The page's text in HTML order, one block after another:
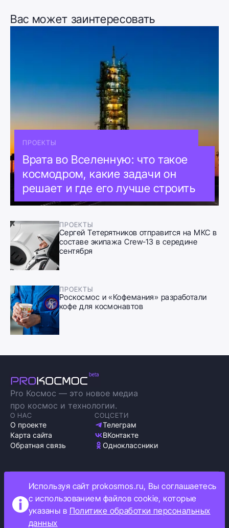
Вас может заинтересовать
ПРОЕКТЫ
Врата во Вселенную: что такое
космодром, какие задачи он
решает и где его лучше строить
ПРОЕКТЫ
Сергей Тетерятников отправится на МКС в
составе экипажа Crew-13 в середине
сентября
ПРОЕКТЫ
Роскосмос и «Кофемания» разработали
кофе для космонавтов
Pro Космос — это новое медиа
про космос и технологии.
О НАС
О проекте
Карта сайта
Обратная связь
СОЦСЕТИ
Телеграм
ВКонтакте
Одноклассники
Политика обработки персональных данных
Как мы используем cookie
Информация об ограничениях
Используя сайт prokosmos.ru, Вы соглашаетесь
с использованием файлов cookie, которые
указаны в Политике обработки персональных
данных